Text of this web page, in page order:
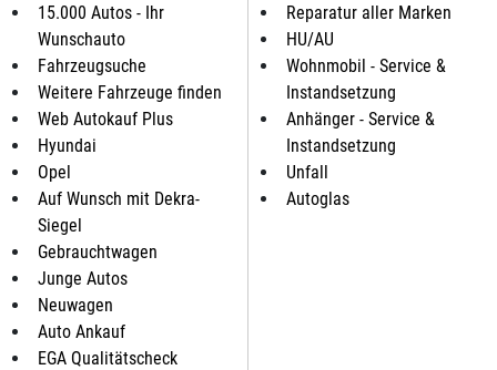
15.000 Autos - Ihr
Wunschauto
Fahrzeugsuche
Weitere Fahrzeuge finden
Web Autokauf Plus
Hyundai
Opel
Auf Wunsch mit Dekra-
Siegel
Gebrauchtwagen
Junge Autos
Neuwagen
Auto Ankauf
EGA Qualitätscheck
Reparatur aller Marken
HU/AU
Wohnmobil - Service &
Instandsetzung
Anhänger - Service &
Instandsetzung
Unfall
Autoglas